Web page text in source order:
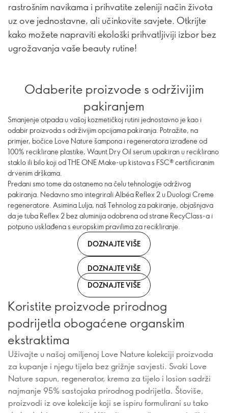
rastrošnim navikama i prihvatite zeleniji način života
uz ove jednostavne, ali učinkovite savjete. Otkrijte
kako možete napraviti ekološki prihvatljiviji izbor bez
ugrožavanja vaše beauty rutine!
Odaberite proizvode s održivijim
pakiranjem
Smanjenje otpada u vašoj kozmetičkoj rutini jednostavno je kao i
odabir proizvoda s održivijim opcijama pakiranja. Potražite, na
primjer, bočice Love Nature šampona i regeneratora izrađene od
100% reciklirane plastike, Waunt Dry Oil serum upakiran u reciklirano
staklo ili bilo koji od THE ONE Make-up kistova s FSC® certificiranim
drvenim drškama.
Predani smo tome da ostanemo na čelu tehnologije održivog
pakiranja. Nedavno smo integrirali Albéa Reflex 2 u Duologi Creme
regeneratore. Asimina Lulja, naš Tehnolog za pakiranje, objašnjava
da je tuba Reflex 2 bez aluminija odobrena od strane RecyClass-a i
potpuno usklađena s europskim pravilima za recikliranje.
DOZNAJTE VIŠE
DOZNAJTE VIŠE
DOZNAJTE VIŠE
Koristite proizvode prirodnog
podrijetla obogaćene organskim
ekstraktima
Uživajte u našoj omiljenoj Love Nature kolekciji proizvoda
za kupanje i njegu tijela bez grižnje savjesti. Svaki Love
Nature sapun, regenerator, krema za tijelo i losion sadrži
najmanje 95% sastojaka prirodnog podrijetla. Štoviše,
proizvodi iz ove kolekcije koji se ispiru formulirani su tako